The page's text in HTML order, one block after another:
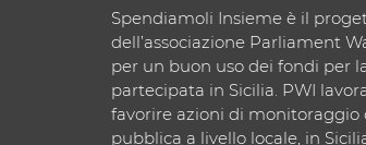
Spendiamoli Insieme è il
dell’associazione Parliament
per un buon uso dei fondi per
partecipata in Sicilia. PWI
favorire azioni di monitoraggio
pubblica a livello locale, in